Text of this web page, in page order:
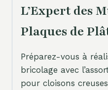
L’Expert des
Plaques de
Préparez-vous à
bricolage avec
pour cloisons